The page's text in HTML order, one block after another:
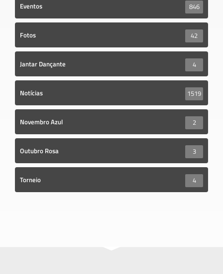
Eventos 846
Fotos 42
Jantar Dançante 4
Notícias 1519
Novembro Azul 2
Outubro Rosa 3
Torneio 4